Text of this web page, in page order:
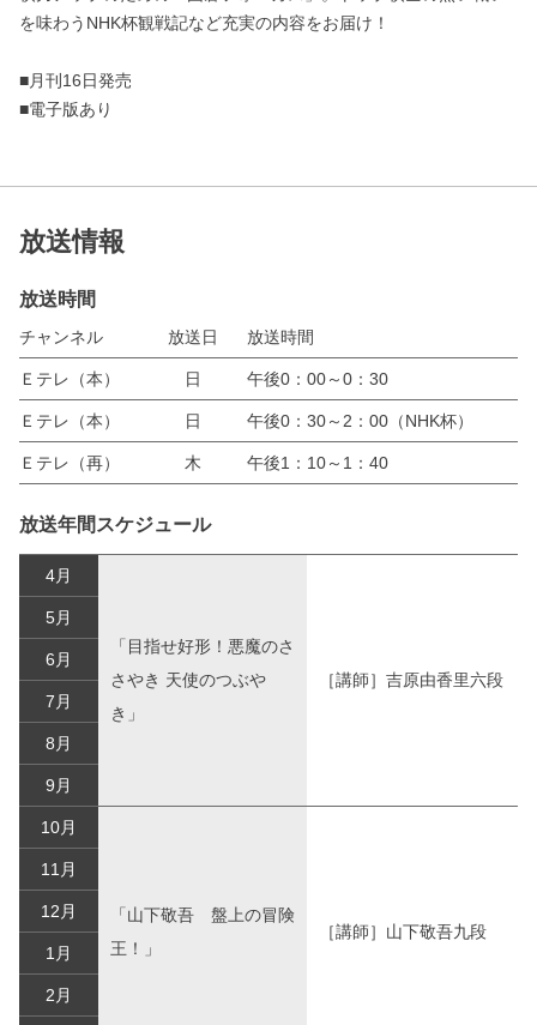
を味わうNHK杯観戦記など充実の内容をお届け！
■月刊16日発売
■電子版あり
放送情報
放送時間
チャンネル 放送日 放送時間
Ｅテレ（本） 日 午後0：00～0：30
Ｅテレ（本） 日 午後0：30～2：00（NHK杯）
Ｅテレ（再） 木 午後1：10～1：40
放送年間スケジュール
4月
「目指せ好形！悪魔のさ
さやき 天使のつぶや
き」
［講師］吉原由香里六段
5月
6月
7月
8月
9月
10月
「山下敬吾 盤上の冒険
王！」
［講師］山下敬吾九段
11月
12月
1月
2月